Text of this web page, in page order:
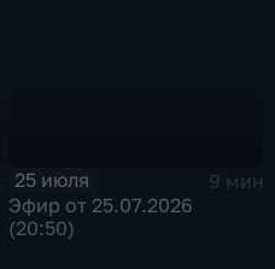
25 июля
9 мин
Эфир от 25.07.2026
(20:50)